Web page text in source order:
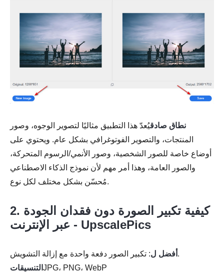
الخطوه 3.
نطاق صادقيُعدّ هذا التطبيق مثاليًا لتصوير الوجوه، وصور
المنتجات، والتصوير الفوتوغرافي بشكل عام. ويحتوي على
أوضاع خاصة للصور الشخصية، وصور الأنمي/الرسوم المتحركة،
والصور العامة، وهذا أمر مهم لأن نموذج الذكاء الاصطناعي
مُحسّن بشكل مختلف لكل نوع.
2. كيفية تكبير الصورة دون فقدان الجودة
عبر الإنترنت - UpscalePics
أفضل ل : تكبير الصور دفعة واحدة مع إزالة التشويش.
التنسيقات JPG، PNG، WebP